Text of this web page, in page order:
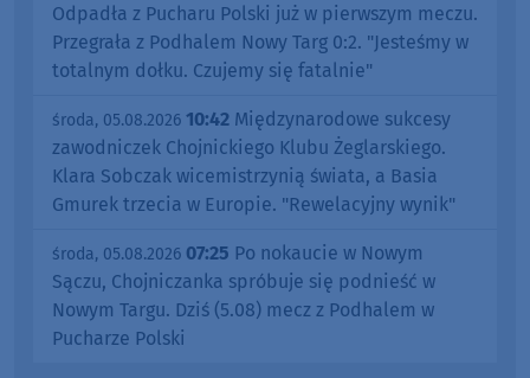
Odpadła z Pucharu Polski już w pierwszym meczu.
Przegrała z Podhalem Nowy Targ 0:2. "Jesteśmy w
totalnym dołku. Czujemy się fatalnie"
środa, 05.08.2026 10:42 Międzynarodowe sukcesy
zawodniczek Chojnickiego Klubu Żeglarskiego.
Klara Sobczak wicemistrzynią świata, a Basia
Gmurek trzecia w Europie. "Rewelacyjny wynik"
środa, 05.08.2026 07:25 Po nokaucie w Nowym
Sączu, Chojniczanka spróbuje się podnieść w
Nowym Targu. Dziś (5.08) mecz z Podhalem w
Pucharze Polski